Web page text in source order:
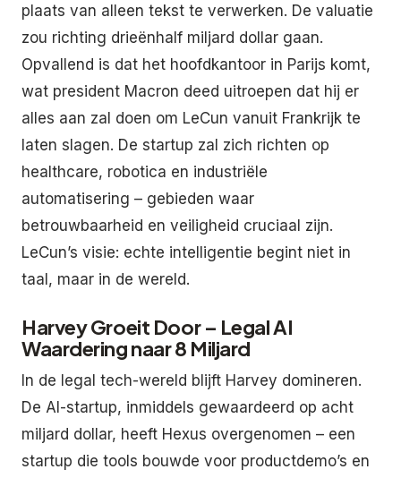
plaats van alleen tekst te verwerken. De valuatie
zou richting drieënhalf miljard dollar gaan.
Opvallend is dat het hoofdkantoor in Parijs komt,
wat president Macron deed uitroepen dat hij er
alles aan zal doen om LeCun vanuit Frankrijk te
laten slagen. De startup zal zich richten op
healthcare, robotica en industriële
automatisering – gebieden waar
betrouwbaarheid en veiligheid cruciaal zijn.
LeCun’s visie: echte intelligentie begint niet in
taal, maar in de wereld.
Harvey Groeit Door – Legal AI
Waardering naar 8 Miljard
In de legal tech-wereld blijft Harvey domineren.
De AI-startup, inmiddels gewaardeerd op acht
miljard dollar, heeft Hexus overgenomen – een
startup die tools bouwde voor productdemo’s en